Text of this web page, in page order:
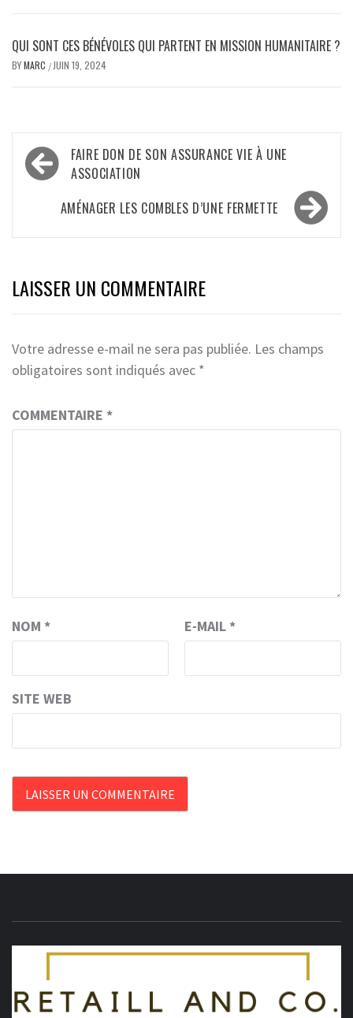
QUI SONT CES BÉNÉVOLES QUI PARTENT EN MISSION HUMANITAIRE ?
BYMARC / JUIN 19, 2024
Navigation
de
l’article
FAIRE DON DE SON ASSURANCE VIE À UNE
ASSOCIATION
AMÉNAGER LES COMBLES D’UNE FERMETTE
LAISSER UN COMMENTAIRE
Votre adresse e-mail ne sera pas publiée. Les champs
obligatoires sont indiqués avec *
COMMENTAIRE *
NOM * E-MAIL *
SITE WEB